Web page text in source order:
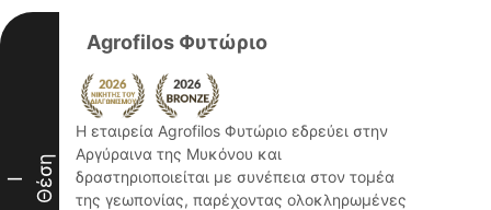
I Θέση
Agrofilos Φυτώριο
Η εταιρεία Agrofilos Φυτώριο εδρεύει στην
Αργύραινα της Μυκόνου και
δραστηριοποιείται με συνέπεια στον τομέα
της γεωπονίας, παρέχοντας ολοκληρωμένες